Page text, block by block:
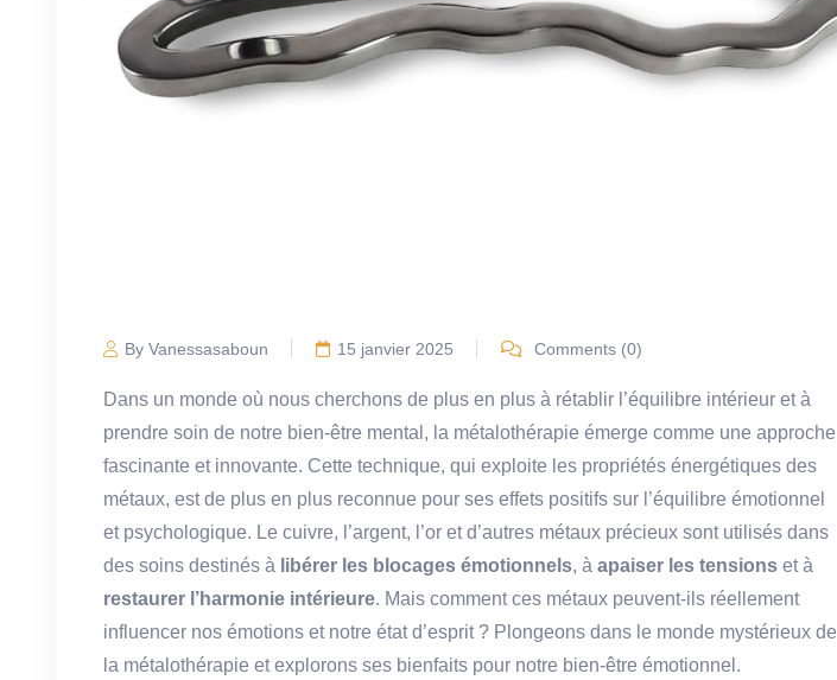
By Vanessasaboun 15 janvier 2025 Comments (0)
Dans un monde où nous cherchons de plus en plus à rétablir l’équilibre intérieur et à
prendre soin de notre bien-être mental, la métalothérapie émerge comme une approche
fascinante et innovante. Cette technique, qui exploite les propriétés énergétiques des
métaux, est de plus en plus reconnue pour ses effets positifs sur l’équilibre émotionnel
et psychologique. Le cuivre, l’argent, l’or et d’autres métaux précieux sont utilisés dans
des soins destinés à libérer les blocages émotionnels, à apaiser les tensions et à
restaurer l’harmonie intérieure. Mais comment ces métaux peuvent-ils réellement
influencer nos émotions et notre état d’esprit ? Plongeons dans le monde mystérieux de
la métalothérapie et explorons ses bienfaits pour notre bien-être émotionnel.